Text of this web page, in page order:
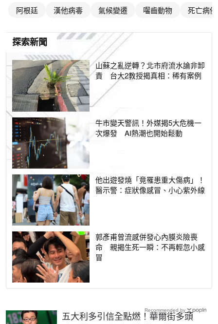
阿根廷 漢他病毒 氣候變遷 囓齒動物 死亡病例
探索新聞
山蘇之亂逆轉？北市府流水論非卸
責 台大2教授揭真相：稀有案例
牛市變天警訊！外媒揭5大危機一
次爆發 AI熱潮也開始鬆動
他出遊發燒「竟罹患重大傷病」！
醫示警：症狀像感冒、小心紫外線
郭彥甫曾流感併發心內膜炎險喪
命 親揭生死一瞬：不再輕忽小感
冒
五大利多引信全點燃！華爾街多頭
Recommended by